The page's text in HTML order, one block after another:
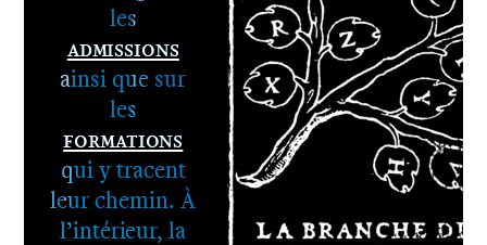
les
Admissions
ainsi que sur
les
Formations
qui y tracent
leur chemin. À
l’intérieur, la